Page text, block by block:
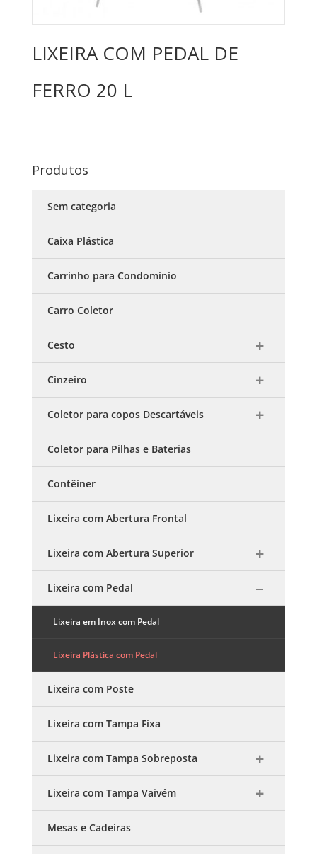
LIXEIRA COM PEDAL DE
FERRO 20 L
Produtos
Sem categoria
Caixa Plástica
Carrinho para Condomínio
Carro Coletor
Cesto
Cinzeiro
Coletor para copos Descartáveis
Coletor para Pilhas e Baterias
Contêiner
Lixeira com Abertura Frontal
Lixeira com Abertura Superior
Lixeira com Pedal
Lixeira em Inox com Pedal
Lixeira Plástica com Pedal
Lixeira com Poste
Lixeira com Tampa Fixa
Lixeira com Tampa Sobreposta
Lixeira com Tampa Vaivém
Mesas e Cadeiras